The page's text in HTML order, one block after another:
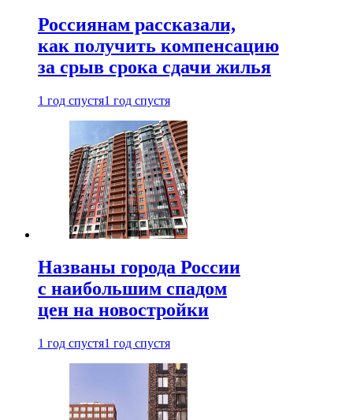
Россиянам рассказали,
как получить компенсацию
за срыв срока сдачи жилья
1 год спустя1 год спустя
Названы города России
с наибольшим спадом
цен на новостройки
1 год спустя1 год спустя